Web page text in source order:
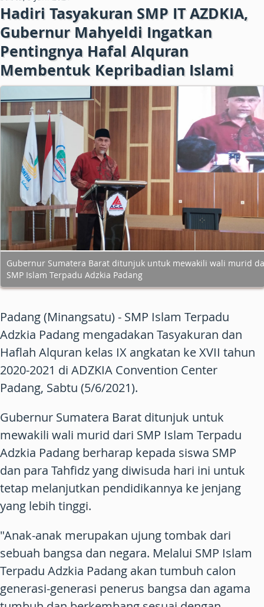
Hadiri Tasyakuran SMP IT AZDKIA,
Gubernur Mahyeldi Ingatkan
Pentingnya Hafal Alquran
Membentuk Kepribadian Islami
Gubernur Sumatera Barat ditunjuk untuk mewakili wali murid
SMP Islam Terpadu Adzkia Padang
Padang (Minangsatu) - SMP Islam Terpadu
Adzkia Padang mengadakan Tasyakuran dan
Haflah Alquran kelas IX angkatan ke XVII tahun
2020-2021 di ADZKIA Convention Center
Padang, Sabtu (5/6/2021).
Gubernur Sumatera Barat ditunjuk untuk
mewakili wali murid dari SMP Islam Terpadu
Adzkia Padang berharap kepada siswa SMP
dan para Tahfidz yang diwisuda hari ini untuk
tetap melanjutkan pendidikannya ke jenjang
yang lebih tinggi.
"Anak-anak merupakan ujung tombak dari
sebuah bangsa dan negara. Melalui SMP Islam
Terpadu Adzkia Padang akan tumbuh calon
generasi-generasi penerus bangsa dan agama